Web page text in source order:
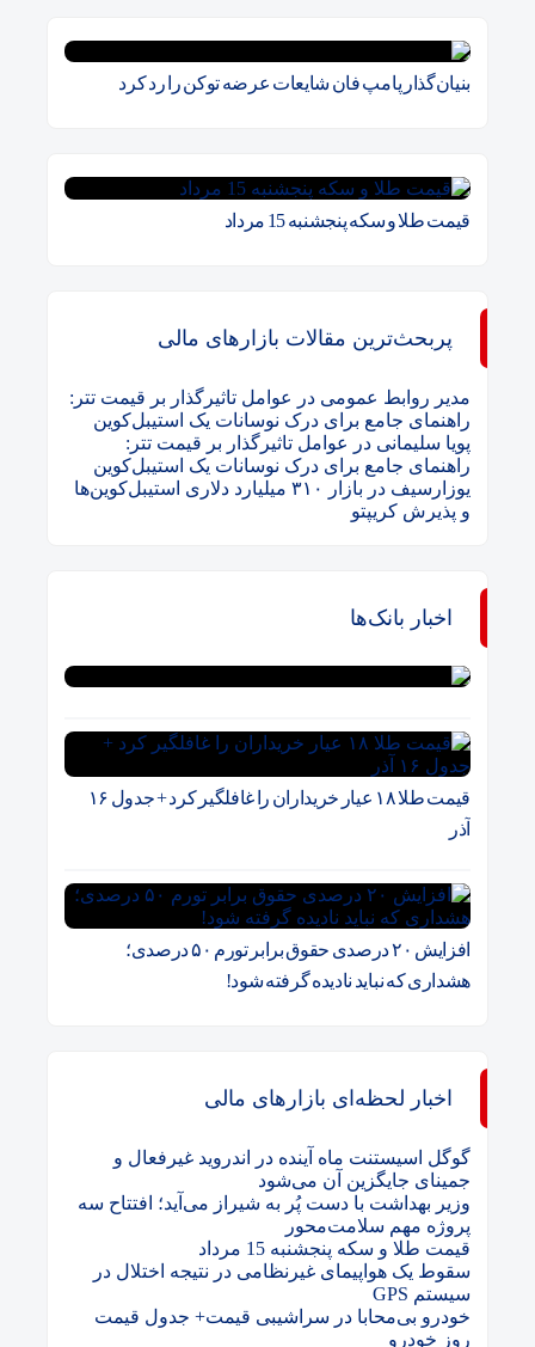
بنیان‌گذار پامپ فان شایعات عرضه توکن را رد کرد
قیمت طلا و سکه پنجشنبه 15 مرداد
پربحث‌ترین مقالات بازارهای مالی
مدیر روابط عمومی در
عوامل تاثیرگذار بر قیمت تتر:
راهنمای جامع برای درک نوسانات یک استیبل‌کوین
پویا سلیمانی در
عوامل تاثیرگذار بر قیمت تتر:
راهنمای جامع برای درک نوسانات یک استیبل‌کوین
یوزارسیف در
بازار ۳۱۰ میلیارد دلاری استیبل‌کوین‌ها
و پذیرش کریپتو
اخبار بانک‌ها
قیمت طلا ۱۸ عیار خریداران را غافلگیر کرد + جدول ۱۶
آذر
افزایش ۲۰ درصدی حقوق برابر تورم ۵۰ درصدی؛
هشداری که نباید نادیده گرفته شود!
اخبار لحظه‌ای بازارهای مالی
گوگل اسیستنت ماه آینده در اندروید غیرفعال و
جمینای جایگزین آن می‌شود
وزیر بهداشت با دست پُر به شیراز می‌آید؛ افتتاح سه
پروژه مهم سلامت‌محور
قیمت طلا و سکه پنجشنبه 15 مرداد
سقوط یک هواپیمای غیرنظامی در نتیجه اختلال در
سیستم‌ GPS
خودرو بی‌محابا در سراشیبی قیمت+ جدول قیمت
روز خودرو